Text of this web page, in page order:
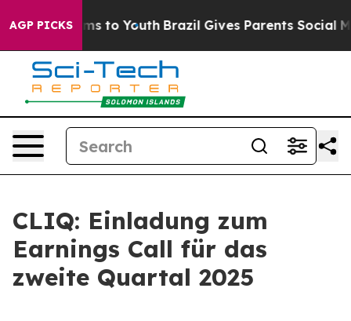
AGP PICKS
Harms to Youth Brazil Gives Parents Social
CLIQ: Einladung zum
Earnings Call für das
zweite Quartal 2025